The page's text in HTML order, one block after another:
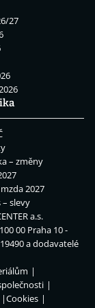
27
– změny
2027
– slevy
a.s.
00 Praha 10 -
a dodavatelé
Cookies